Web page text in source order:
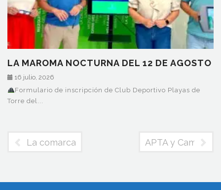
LA MAROMA NOCTURNA DEL 12 DE AGOSTO
16 julio, 2026
Formulario de inscripción de Club Deportivo Playas de
Torre del...
La comarca de la Axarquía cuenta con un
APTA y